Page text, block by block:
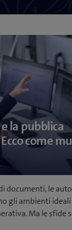
la pubblica
come
documenti, le
gli ambienti ideali
Ma le sfide